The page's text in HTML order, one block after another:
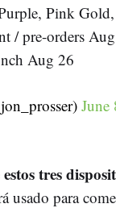
Pink
/ pre-orders
Aug 26
June
tres
usado para